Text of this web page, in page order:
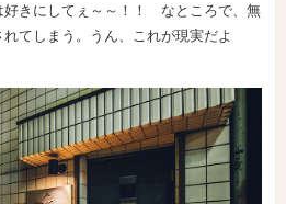
好きにしてぇ～～！！ なところで、無
てしまう。うん、これが現実だよ